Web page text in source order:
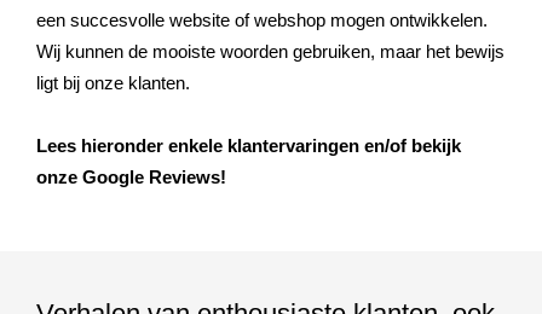
een succesvolle website of webshop mogen ontwikkelen.
Wij kunnen de mooiste woorden gebruiken, maar het bewijs
ligt bij onze klanten.
Lees hieronder enkele klantervaringen en/of bekijk
onze Google Reviews!